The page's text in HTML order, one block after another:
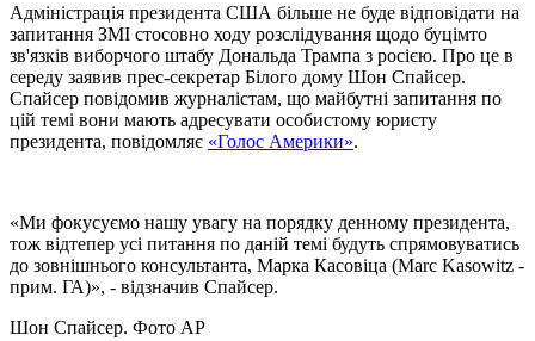
Адміністрація президента США більше не буде відповідати на
запитання ЗМІ стосовно ходу розслідування щодо буцімто
зв'язків виборчого штабу Дональда Трампа з росією. Про це в
середу заявив прес-секретар Білого дому Шон Спайсер.
Спайсер повідомив журналістам, що майбутні запитання по
цій темі вони мають адресувати особистому юристу
президента, повідомляє «Голос Америки».
«Ми фокусуємо нашу увагу на порядку денному президента,
тож відтепер усі питання по даній темі будуть спрямовуватись
до зовнішнього консультанта, Марка Касовіца (Marc Kasowitz -
прим. ГА)», - відзначив Спайсер.
Шон Спайсер. Фото АР